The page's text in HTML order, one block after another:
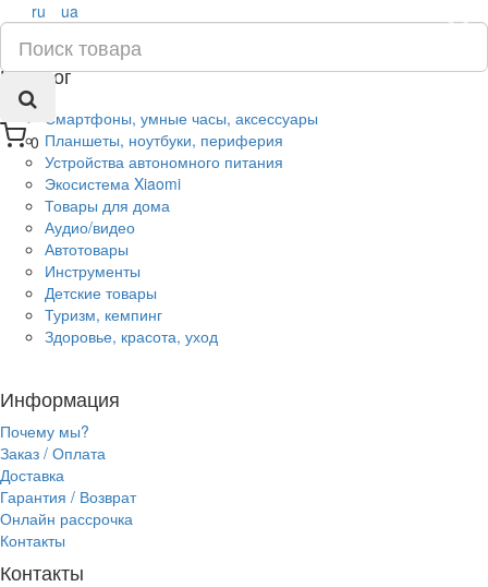
0
×
ru ua
Каталог
Смартфоны, умные часы, аксессуары
Планшеты, ноутбуки, периферия
Устройства автономного питания
Экосистема Xiaomi
Товары для дома
Аудио/видео
Автотовары
Инструменты
Детские товары
Туризм, кемпинг
Здоровье, красота, уход
Информация
Почему мы?
Заказ / Оплата
Доставка
Гарантия / Возврат
Онлайн рассрочка
Контакты
Контакты